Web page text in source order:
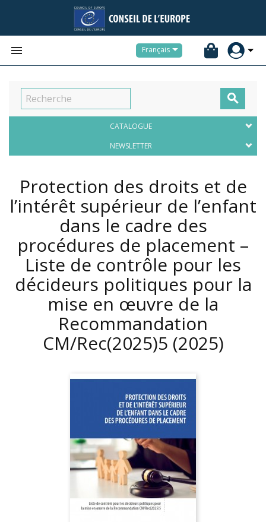
 Français

CATALOGUE
NEWSLETTER
Protection des droits et de
l’intérêt supérieur de l’enfant
dans le cadre des
procédures de placement –
Liste de contrôle pour les
décideurs politiques pour la
mise en œuvre de la
Recommandation
CM/Rec(2025)5 (2025)